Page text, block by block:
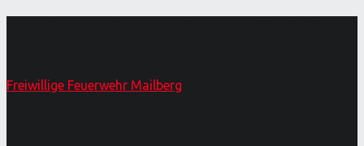
Freiwillige Feuerwehr Mailberg